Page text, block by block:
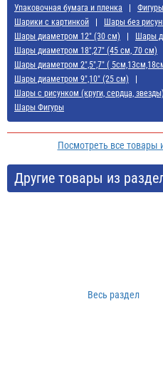
Упаковочная бумага и пленка
Шарики с картинкой
Шары без
Шары диаметром 12" (30 см)
Шары
Шары диаметром 18",27" (45 см, 70 см)
Шары диаметром 2",5",7" (
Шары диаметром 9",10" (25 см)
Шары с рисунком (круги, сердца, звезды)
Шары Фигуры
Посмотреть все товары
Другие товары из
Весь раздел